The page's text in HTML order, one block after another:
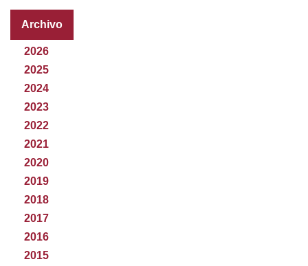
Archivo
2026
2025
2024
2023
2022
2021
2020
2019
2018
2017
2016
2015